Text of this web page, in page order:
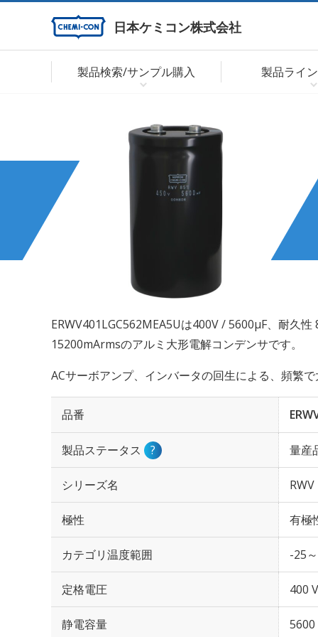
日本ケミコン株式会社
製品検索/サンプル購入 製品ライ
ERWV401LGC562MEA5Uは400V / 5600µF、耐久
15200mArmsのアルミ大形電解コンデンサです。
ACサーボアンプ、インバータの回生による、頻繁
品番
製品ステータス ? 量産
シリーズ名 RWV
極性 有極
カテゴリ温度範囲 -25
定格電圧 400
静電容量 5600